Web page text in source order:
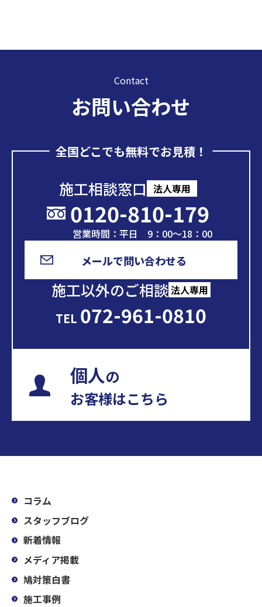
Contact
お問い合わせ
全国どこでも無料でお見積！
施工相談窓口 法人専用
0120-810-179
営業時間：平日 9：00～18：00
メールで問い合わせる
施工以外のご相談 法人専用
TEL 072-961-0810
個人の
お客様はこちら
コラム
スタッフブログ
新着情報
メディア掲載
鳩対策白書
施工事例